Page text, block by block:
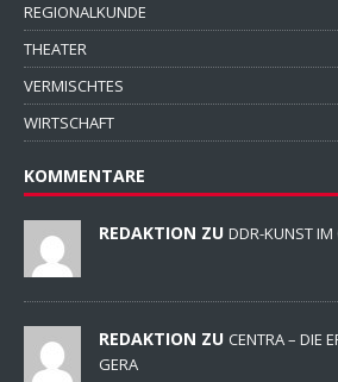
REGIONALKUNDE
THEATER
VERMISCHTES
WIRTSCHAFT
KOMMENTARE
REDAKTION ZU DDR-KUNST IM
REDAKTION ZU CENTRA – DIE
GERA